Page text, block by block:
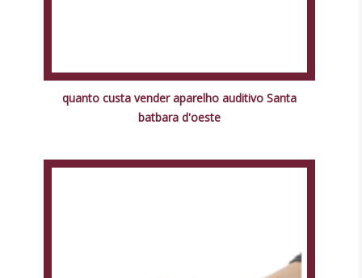
quanto custa vender aparelho auditivo Santa
batbara d'oeste